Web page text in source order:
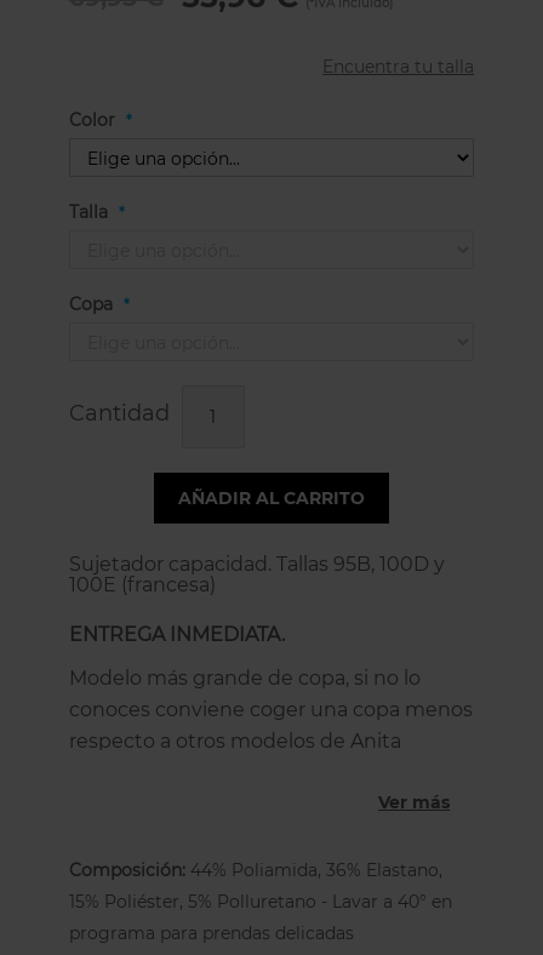
Encuentra tu talla
Color
Talla
Copa
Cantidad
AÑADIR AL CARRITO
Sujetador capacidad. Tallas 95B, 100D y
100E (francesa)
ENTREGA INMEDIATA.
Modelo más grande de copa, si no lo
conoces conviene coger una copa menos
respecto a otros modelos de Anita
Sujetador sin aros con un finísimo relleno
purista de líneas claras combinado con el
toque vanguardista del encaje con
estampado gráfico de rombos sobre las
Ver más
Composición: 44% Poliamida, 36% Elastano,
15% Poliéster, 5% Polluretano - Lavar a 40° en
programa para prendas delicadas